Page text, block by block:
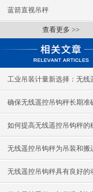
蓝箭直视吊秤
查看更多 >>